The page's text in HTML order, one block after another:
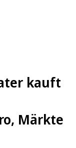
kauft
Märkte